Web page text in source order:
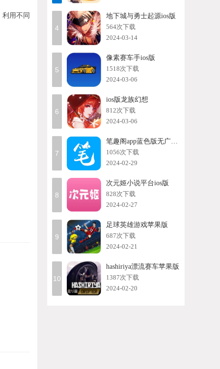
用不同
4
地下城与勇士起源ios版
564次下载
2024-03-14
5
像素赛车手ios版
1518次下载
2024-03-06
6
ios版龙族幻想
812次下载
2024-03-06
7
笔趣阁app蓝色版无广告苹果版
1056次下载
2024-02-29
8
次元姬小说平台ios版
828次下载
2024-02-27
9
足球英雄游戏苹果版
687次下载
2024-02-21
10
hashiriya漂流赛车苹果版
1387次下载
2024-02-20